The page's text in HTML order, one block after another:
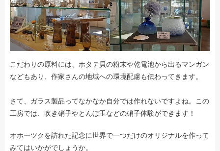
こだわりの原料には、ホタテ貝の粉末や乾電池から出るマンガン
などもあり、作家さんの地域への環境配慮も伝わってきます。
さて、ガラス製品ってなかなか自分では作れないですよね。この
工房では、吹き硝子やとんぼ玉などの硝子体験ができます！
オホーツクを訪れた記念に世界で一つだけのオリジナルを作って
みてはいかがでしょうか。